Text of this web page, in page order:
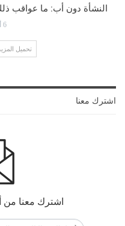
النشأة دون أب: ما عواقب
6 أشهر منذ
تحميل
اشترك معنا
اشترك معنا من